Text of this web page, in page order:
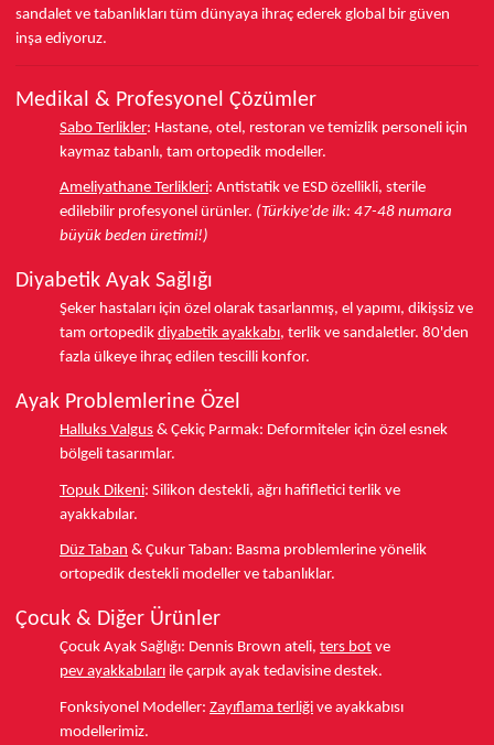
sandalet ve tabanlıkları tüm dünyaya ihraç ederek global bir güven
inşa ediyoruz.
Medikal & Profesyonel Çözümler
Sabo Terlikler: Hastane, otel, restoran ve temizlik personeli için
kaymaz tabanlı, tam ortopedik modeller.
Ameliyathane Terlikleri: Antistatik ve ESD özellikli, sterile
edilebilir profesyonel ürünler. (Türkiye'de ilk: 47-48 numara
büyük beden üretimi!)
Diyabetik Ayak Sağlığı
Şeker hastaları için özel olarak tasarlanmış, el yapımı, dikişsiz ve
tam ortopedik diyabetik ayakkabı, terlik ve sandaletler. 80'den
fazla ülkeye ihraç edilen tescilli konfor.
Ayak Problemlerine Özel
Halluks Valgus & Çekiç Parmak: Deformiteler için özel esnek
bölgeli tasarımlar.
Topuk Dikeni: Silikon destekli, ağrı hafifletici terlik ve
ayakkabılar.
Düz Taban & Çukur Taban: Basma problemlerine yönelik
ortopedik destekli modeller ve tabanlıklar.
Çocuk & Diğer Ürünler
Çocuk Ayak Sağlığı: Dennis Brown ateli, ters bot ve
pev ayakkabıları ile çarpık ayak tedavisine destek.
Fonksiyonel Modeller: Zayıflama terliği ve ayakkabısı
modellerimiz.